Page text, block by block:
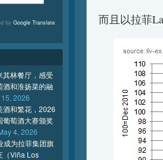
而且以拉菲
by Google Translate.
其林餐厅，感受
酒和淮扬菜的融
2026
酒和繁花，2026
葡萄酒大赛颁奖
4, 2026
成为拉菲集团旗
（Viña Los